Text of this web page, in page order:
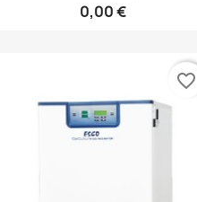
0,00 €
favorite_border